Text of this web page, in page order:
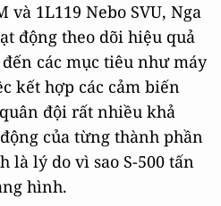
và 1L119 Nebo SVU, Nga
động theo dõi hiệu quả
các mục tiêu như máy
kết hợp các cảm biến
đội rất nhiều khả
của từng thành phần
là lý do vì sao S-500 tấn
hình.